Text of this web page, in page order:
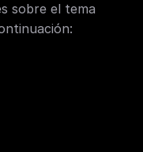
sobre el tema